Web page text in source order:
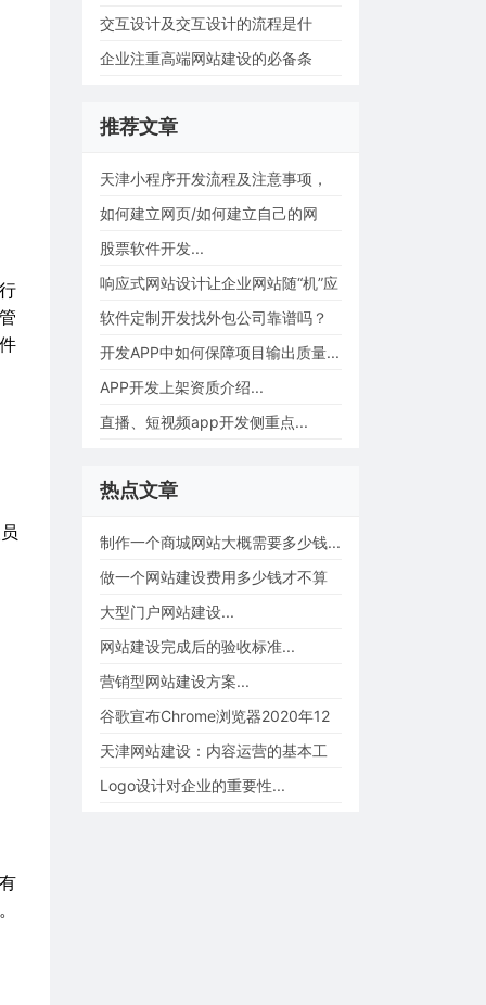
贵？...
交互设计及交互设计的流程是什
么？...
企业注重高端网站建设的必备条
推荐文章
天津小程序开发流程及注意事项，
小程序开发费...
如何建立网页/如何建立自己的网
站？...
股票软件开发...
响应式网站设计让企业网站随“机”应
变...
软件定制开发找外包公司靠谱吗？
怎样避免踩坑...
开发APP中如何保障项目输出质量...
APP开发上架资质介绍...
直播、短视频app开发侧重点...
热点文章
制作一个商城网站大概需要多少钱...
做一个网站建设费用多少钱才不算
被坑、被忽悠...
大型门户网站建设...
网站建设完成后的验收标准...
营销型网站建设方案...
谷歌宣布Chrome浏览器2020年12
月起不再支持flash p...
天津网站建设：内容运营的基本工
作...
Logo设计对企业的重要性...